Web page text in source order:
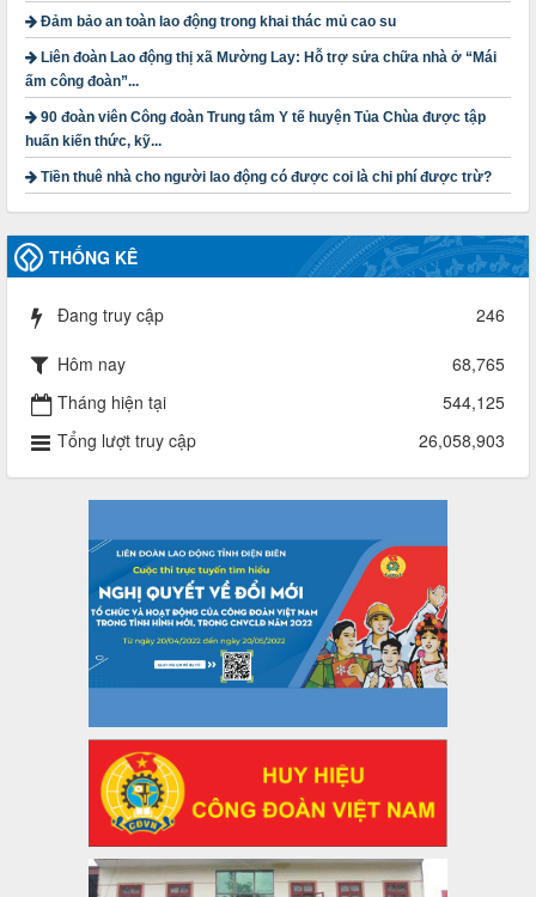
lượt xem: 4200 | lượt tải:1314
3716/TLD-TC
Công văn hướng dẫn công tác quả lý tài chính, tài sản công
đoàn khi đơn vị sát nhập, chấm dứt hoạt động
Thời gian đăng: 13/04/2025
lượt xem: 2006 | lượt tải:721
60/TB-LĐLĐ
LĐLĐ tỉnh Điện Biên năm 2025
Thời gian đăng: 28/04/2025
485/QĐ-LĐLĐ
Quyết định về việc công bố công khai quyết toán ngân sách
nhà nước năm 2024
Thời gian đăng: 29/04/2025
lượt xem: 919 | lượt tải:255
2930/TLĐ-TC
Công văn số 2930/TLĐ-TC, ngày 31/12/2024 của Tổng
LĐLĐ Việt Nam về việc quy định tỷ lệ phân phối tự động
Công đoàn năm 2025
Thời gian đăng: 06/01/2025
lượt xem: 1067 | lượt tải:437
47-TTCĐ/BTGTU
Thông tin chuyên đề: Một số nôi dung về sắp xếp tổ chức bộ
máy của hệ thống chính trị tinh gọn, hoạt động hiệu lực, hiệu
Thời gian đăng: 25/12/2024
lượt xem: 1226 | lượt tải:339
37/HD-TLĐ
Hướng dẫn Công đoàn với việc tổ chức và hoạt động của
Ban Thanh tra Nhân dân
Thời gian đăng: 27/12/2024
lượt xem: 4950 | lượt tải:1353
Đảm bảo an toàn lao động trong khai thác mủ cao su
Liên đoàn Lao động thị xã Mường Lay: Hỗ trợ sửa chữa nhà ở “Mái
ấm công đoàn”...
90 đoàn viên Công đoàn Trung tâm Y tế huyện Tủa Chùa được tập
huấn kiến thức, kỹ...
Tiền thuê nhà cho người lao động có được coi là chi phí được trừ?
THỐNG KÊ
Đang truy cập 246
Hôm nay
68,765
Tháng hiện tại
544,125
Tổng lượt truy cập
26,058,903